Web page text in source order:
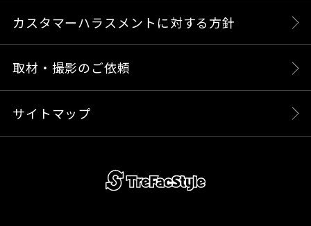
カスタマーハラスメントに対する方針
取材・撮影のご依頼
サイトマップ